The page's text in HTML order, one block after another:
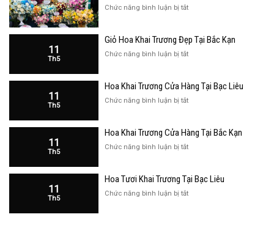
Chức năng bình luận bị tắtở
Khai
Liêu
11
Th5
Giỏ Hoa Khai Trương Đẹp Tại Bắc Kạn
Chức năng bình luận bị tắtở
Khai
Kạn
11
Th5
Hoa Khai Trương Cửa Hàng Tại Bạc Liêu
Chức năng bình luận bị tắtở
Trương
Liêu
11
Th5
Hoa Khai Trương Cửa Hàng Tại Bắc Kạn
Chức năng bình luận bị tắtở
Trương
11
Th5
Hoa Tươi Khai Trương Tại Bạc Liêu
Chức năng bình luận bị tắtở